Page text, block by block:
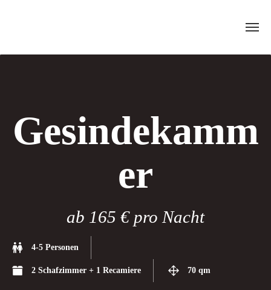
Gesindekamm
er
ab 165 € pro Nacht
4-5 Personen
2 Schafzimmer + 1 Recamiere 70 qm